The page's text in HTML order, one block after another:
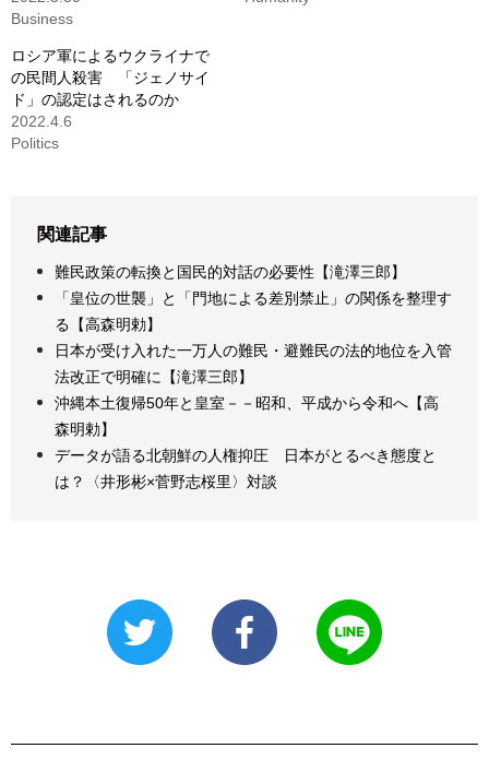
Business
ロシア軍によるウクライナで
の民間人殺害 「ジェノサイ
ド」の認定はされるのか
2022.4.6
Politics
関連記事
難民政策の転換と国民的対話の必要性【滝澤三郎】
「皇位の世襲」と「門地による差別禁止」の関係を整理す
る【高森明勅】
日本が受け入れた一万人の難民・避難民の法的地位を入管
法改正で明確に【滝澤三郎】
沖縄本土復帰50年と皇室－－昭和、平成から令和へ【高
森明勅】
データが語る北朝鮮の人権抑圧 日本がとるべき態度と
は？〈井形彬×菅野志桜里〉対談